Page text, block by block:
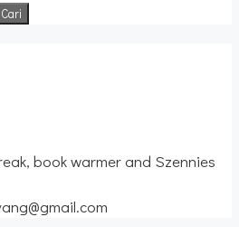
book warmer and Szennies